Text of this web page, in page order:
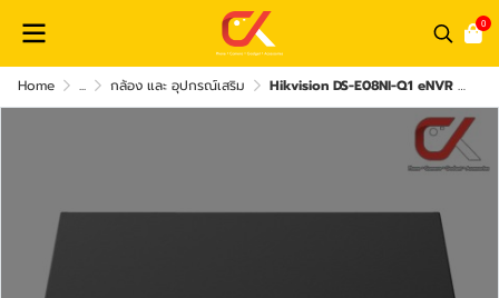
0
Home ... กล้อง และ อุปกรณ์เสริม Hikvision DS-E08NI-Q1 eNVR SSD 1TB 8Ch เครื่องบันทึกกล้องวงจรปิด